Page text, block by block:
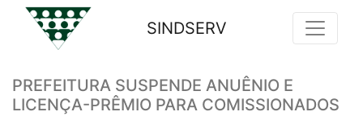
SINDSERV
PREFEITURA SUSPENDE ANUÊNIO E
LICENÇA-PRÊMIO PARA COMISSIONADOS